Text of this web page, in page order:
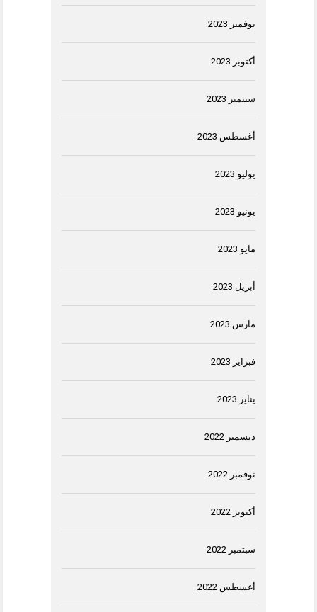
نوفمبر 2023
أكتوبر 2023
سبتمبر 2023
أغسطس 2023
يوليو 2023
يونيو 2023
مايو 2023
أبريل 2023
مارس 2023
فبراير 2023
يناير 2023
ديسمبر 2022
نوفمبر 2022
أكتوبر 2022
سبتمبر 2022
أغسطس 2022